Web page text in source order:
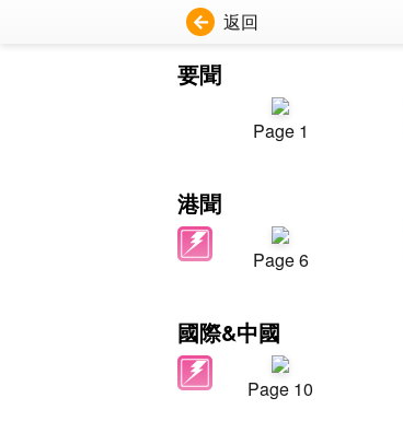
返回
要聞
Page 1
港聞
Page 6
國際&中國
Page 10